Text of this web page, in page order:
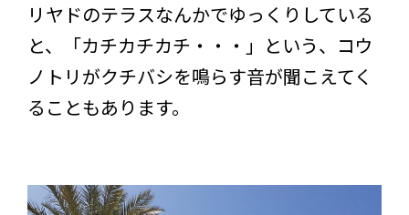
リヤドのテラスなんかでゆっくりしている
と、「カチカチカチ・・・」という、コウ
ノトリがクチバシを鳴らす音が聞こえてく
ることもあります。